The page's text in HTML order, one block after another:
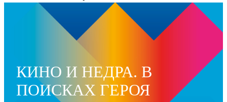
КИНО И НЕДРА. В
ПОИСКАХ ГЕРОЯ